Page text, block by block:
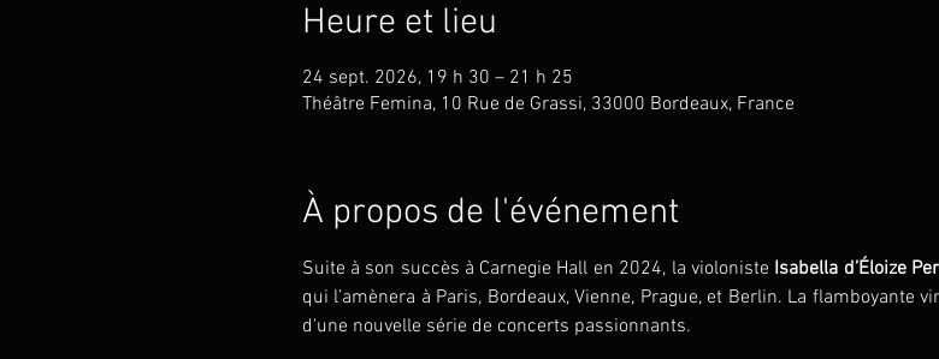
Heure et lieu
24 sept. 2026, 19 h 30 – 21 h 25
Théâtre Femina, 10 Rue de Grassi, 33000 Bordeaux, France
À propos de l'événement
Suite à son succès à Carnegie Hall en 2024, la violoniste Isabella d’Éloize
qui l’amènera à Paris, Bordeaux, Vienne, Prague, et Berlin. La
d'une nouvelle série de concerts passionnants.